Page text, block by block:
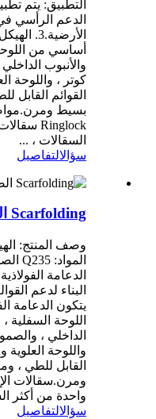
التطبيق: يتم
الدعم الرأسي
أساسي من
والأنبوب
كوتر ، واللوحة
القوائم
السقالات ، ...
سؤالالتفاصيل
Scarfolding الصلب الإطار
الدعامة
يتكون الدعامة
اللوحة السفلية
الداخلي ،
واللوحة العلوية
القابل للطي ،
واحدة من أكثر
سؤالالتفاصيل